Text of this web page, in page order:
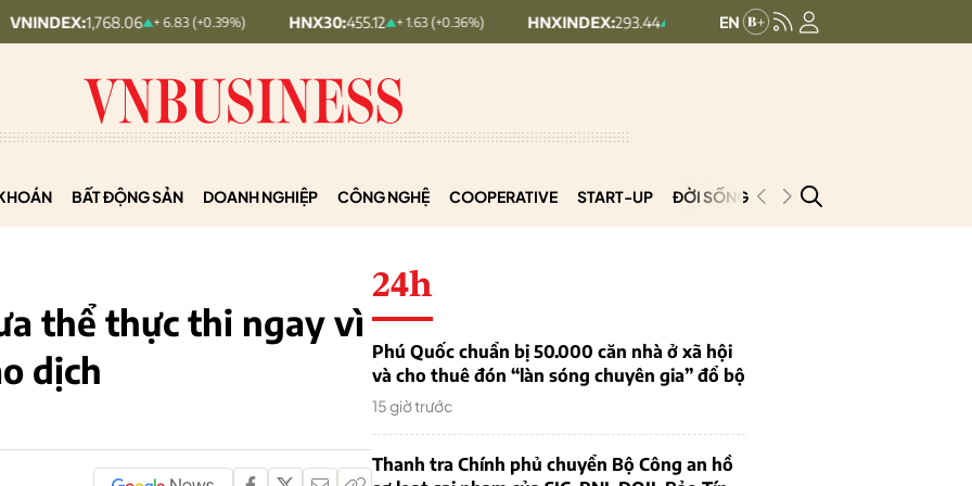
1,768.06 + 6.83 (+0.39%) HNX30: 455.12 + 1.63 (+0.36%) HNXINDEX: 293.44 + 0.25 (+0.09%) UPCOMINDEX:
BẤT ĐỘNG SẢN DOANH NGHIỆP CÔNG NGHỆ COOPERATIVE START-UP ĐỜI SỐNG PODCAST
thể thực thi ngay vì
dịch
24h
Phú Quốc chuẩn bị 50.000 căn nhà ở xã hội
và cho thuê đón “làn sóng chuyên gia” đổ bộ
15 giờ trước
Thanh tra Chính phủ chuyển Bộ Công an hồ